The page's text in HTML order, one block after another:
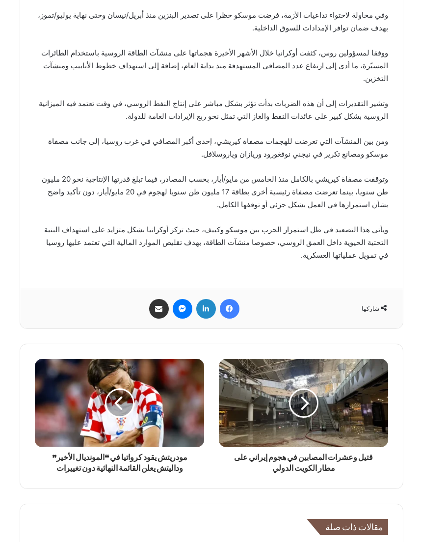
وفي محاولة لاحتواء تداعيات الأزمة، فرضت موسكو حظرا على تصدير البنزين منذ أبريل/نيسان وحتى نهاية يوليو/تموز،
بهدف ضمان توافر الإمدادات للسوق الداخلية.
ووفقا لمسؤولين روس، كثفت أوكرانيا خلال الأشهر الأخيرة هجماتها على منشآت الطاقة الروسية باستخدام الطائرات
المسيّرة، ما أدى إلى ارتفاع عدد المصافي المستهدفة منذ بداية العام، إضافة إلى استهداف خطوط الأنابيب ومنشآت
التخزين.
وتشير التقديرات إلى أن هذه الضربات بدأت تؤثر بشكل مباشر على إنتاج النفط الروسي، في وقت تعتمد فيه الميزانية
الروسية بشكل كبير على عائدات النفط والغاز التي تمثل نحو ربع الإيرادات العامة للدولة.
ومن بين المنشآت التي تعرضت للهجمات مصفاة كيريشي، إحدى أكبر المصافي في غرب روسيا، إلى جانب مصفاة
موسكو ومصانع تكرير في نيجني نوفغورود وريازان وياروسلافل.
وتوقفت مصفاة كيريشي بالكامل منذ الخامس من مايو/أيار، بحسب المصادر، فيما تبلغ قدرتها الإنتاجية نحو 20 مليون
طن سنويا، بينما تعرضت مصفاة رئيسية أخرى بطاقة 17 مليون طن سنويا لهجوم في 20 مايو/أيار، دون تأكيد واضح
بشأن استمرارها في العمل بشكل جزئي أو توقفها الكامل.
ويأتي هذا التصعيد في ظل استمرار الحرب بين موسكو وكييف، حيث تركز أوكرانيا بشكل متزايد على استهداف البنية
التحتية الحيوية داخل العمق الروسي، خصوصا منشآت الطاقة، بهدف تقليص الموارد المالية التي تعتمد عليها روسيا
في تمويل عملياتها العسكرية.
شاركها
فيسبوك لينكدإن ماسنجر
قتيل وعشرات المصابين في هجوم إيراني على
مطار الكويت الدولي
مودريتش يقود كرواتيا في “المونديال الأخير”
وداليتش يعلن القائمة النهائية دون تغييرات
مقالات ذات صلة